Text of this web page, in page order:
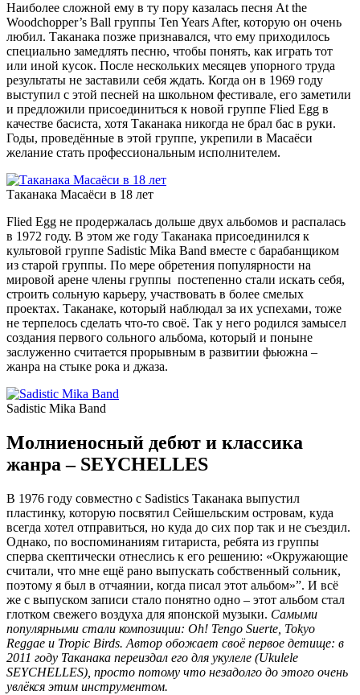
Наиболее сложной ему в ту пору казалась песня At the
Woodchopper’s Ball группы Ten Years After, которую он очень
любил. Таканака позже признавался, что ему приходилось
специально замедлять песню, чтобы понять, как играть тот
или иной кусок. После нескольких месяцев упорного труда
результаты не заставили себя ждать. Когда он в 1969 году
выступил с этой песней на школьном фестивале, его заметили
и предложили присоединиться к новой группе Flied Egg в
качестве басиста, хотя Таканака никогда не брал бас в руки.
Годы, проведённые в этой группе, укрепили в Масаёси
желание стать профессиональным исполнителем.
Таканака Масаёси в 18 лет
Flied Egg не продержалась дольше двух альбомов и распалась
в 1972 году. В этом же году Таканака присоединился к
культовой группе Sadistic Mika Band вместе с барабанщиком
из старой группы. По мере обретения популярности на
мировой арене члены группы постепенно стали искать себя,
строить сольную карьеру, участвовать в более смелых
проектах. Таканаке, который наблюдал за их успехами, тоже
не терпелось сделать что-то своё. Так у него родился замысел
создания первого сольного альбома, который и поныне
заслуженно считается прорывным в развитии фьюжна –
жанра на стыке рока и джаза.
Sadistic Mika Band
Молниеносный дебют и классика
жанра – SEYCHELLES
В 1976 году совместно с Sadistics Таканака выпустил
пластинку, которую посвятил Сейшельским островам, куда
всегда хотел отправиться, но куда до сих пор так и не съездил.
Однако, по воспоминаниям гитариста, ребята из группы
сперва скептически отнеслись к его решению: «Окружающие
считали, что мне ещё рано выпускать собственный сольник,
поэтому я был в отчаянии, когда писал этот альбом»”. И всё
же с выпуском записи стало понятно одно – этот альбом стал
глотком свежего воздуха для японской музыки. Самыми
популярными стали композиции: Oh! Tengo Suerte, Tokyo
Reggae и Tropic Birds. Автор обожает своё первое детище: в
2011 году Таканака переиздал его для укулеле (Ukulele
SEYCHELLES), просто потому что незадолго до этого очень
увлёкся этим инструментом.